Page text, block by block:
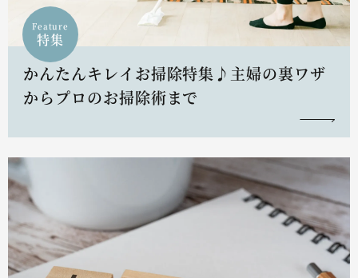
Feature
特集
かんたんキレイお掃除特集♪主婦の裏ワザ
からプロのお掃除術まで